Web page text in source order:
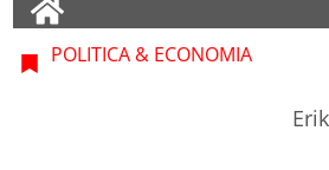
POLITICA & ECONOMIA